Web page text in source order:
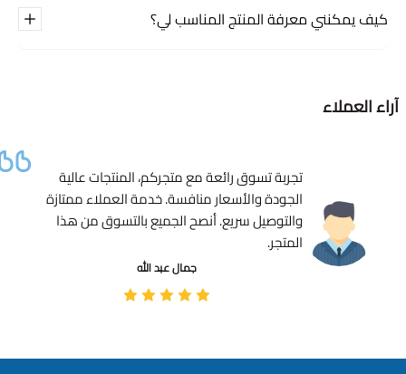
كيف يمكنني معرفة المنتج المناسب لي؟
آراء العملاء
تجربة تسوق رائعة مع متجركم، المنتجات عالية
الجودة والأسعار منافسة. خدمة العملاء ممتازة
والتوصيل سريع. أنصح الجميع بالتسوق من هذا
المتجر.
جمال عبد الله